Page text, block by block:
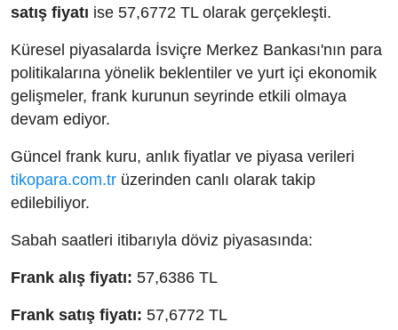
satış fiyatı ise 57,6772 TL olarak gerçekleşti.
Küresel piyasalarda İsviçre Merkez Bankası'nın para
politikalarına yönelik beklentiler ve yurt içi ekonomik
gelişmeler, frank kurunun seyrinde etkili olmaya
devam ediyor.
Güncel frank kuru, anlık fiyatlar ve piyasa verileri
tikopara.com.tr üzerinden canlı olarak takip
edilebiliyor.
Sabah saatleri itibarıyla döviz piyasasında:
Frank alış fiyatı: 57,6386 TL
Frank satış fiyatı: 57,6772 TL